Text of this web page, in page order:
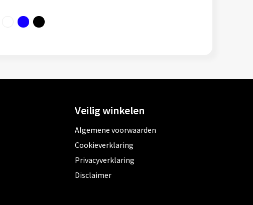
Veilig winkelen
Algemene voorwaarden
Cookieverklaring
Privacyverklaring
Disclaimer